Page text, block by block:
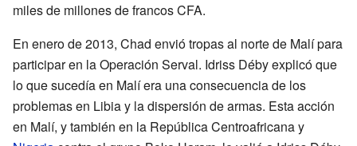
miles de millones de francos CFA.
En enero de 2013, Chad envió tropas al norte de Malí para
participar en la Operación Serval. Idriss Déby explicó que
lo que sucedía en Malí era una consecuencia de los
problemas en Libia y la dispersión de armas. Esta acción
en Malí, y también en la República Centroafricana y